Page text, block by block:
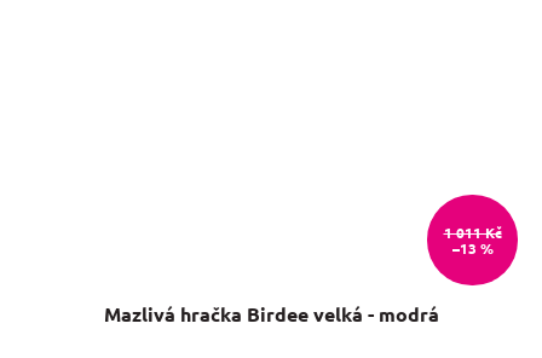
1 011 Kč
–13 %
Mazlivá hračka Birdee velká - modrá